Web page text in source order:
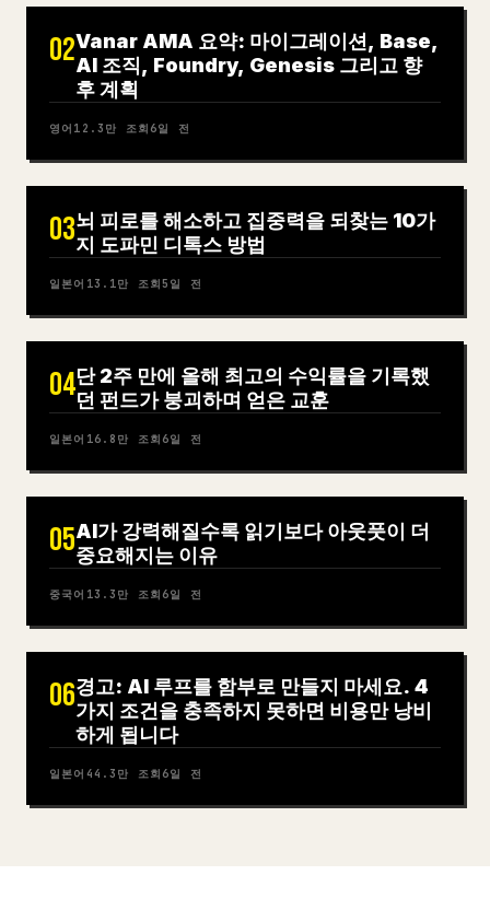
02Vanar AMA 요약: 마이그레이션, Base,
AI 조직, Foundry, Genesis 그리고 향
후 계획
영어 12.3만 조회 6일 전
03뇌 피로를 해소하고 집중력을 되찾는 10가
지 도파민 디톡스 방법
일본어 13.1만 조회5일 전
04단 2주 만에 올해 최고의 수익률을 기록했
던 펀드가 붕괴하며 얻은 교훈
일본어 16.8만 조회 6일 전
05AI가 강력해질수록 읽기보다 아웃풋이 더
중요해지는 이유
중국어 13.3만 조회 6일 전
06경고: AI 루프를 함부로 만들지 마세요. 4
가지 조건을 충족하지 못하면 비용만 낭비
하게 됩니다
일본어 44.3만 조회 6일 전